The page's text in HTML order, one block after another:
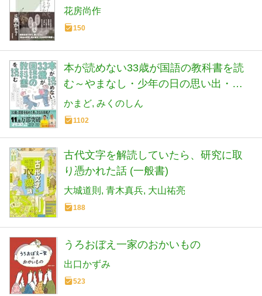
の未来 (光文社新書 1373)
花房尚作
150
本が読めない33歳が国語の教科書を読
む～やまなし・少年の日の思い出・山
月記・枕草子
かまど みくのしん
1102
古代文字を解読していたら、研究に取
り憑かれた話 (一般書)
大城道則 青木真兵 大山祐亮
188
うろおぼえ一家のおかいもの
出口かずみ
523